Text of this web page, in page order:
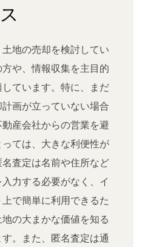
地の売却を検討してい
や、情報収集を主目的
ています。特に、まだ
画が立っていない場合
産会社からの営業を避
ては、大きな利便性が
査定は名前や住所など
力する必要がなく、イ
で簡単に利用できるた
の大まかな価値を知る
。また、匿名査定は通